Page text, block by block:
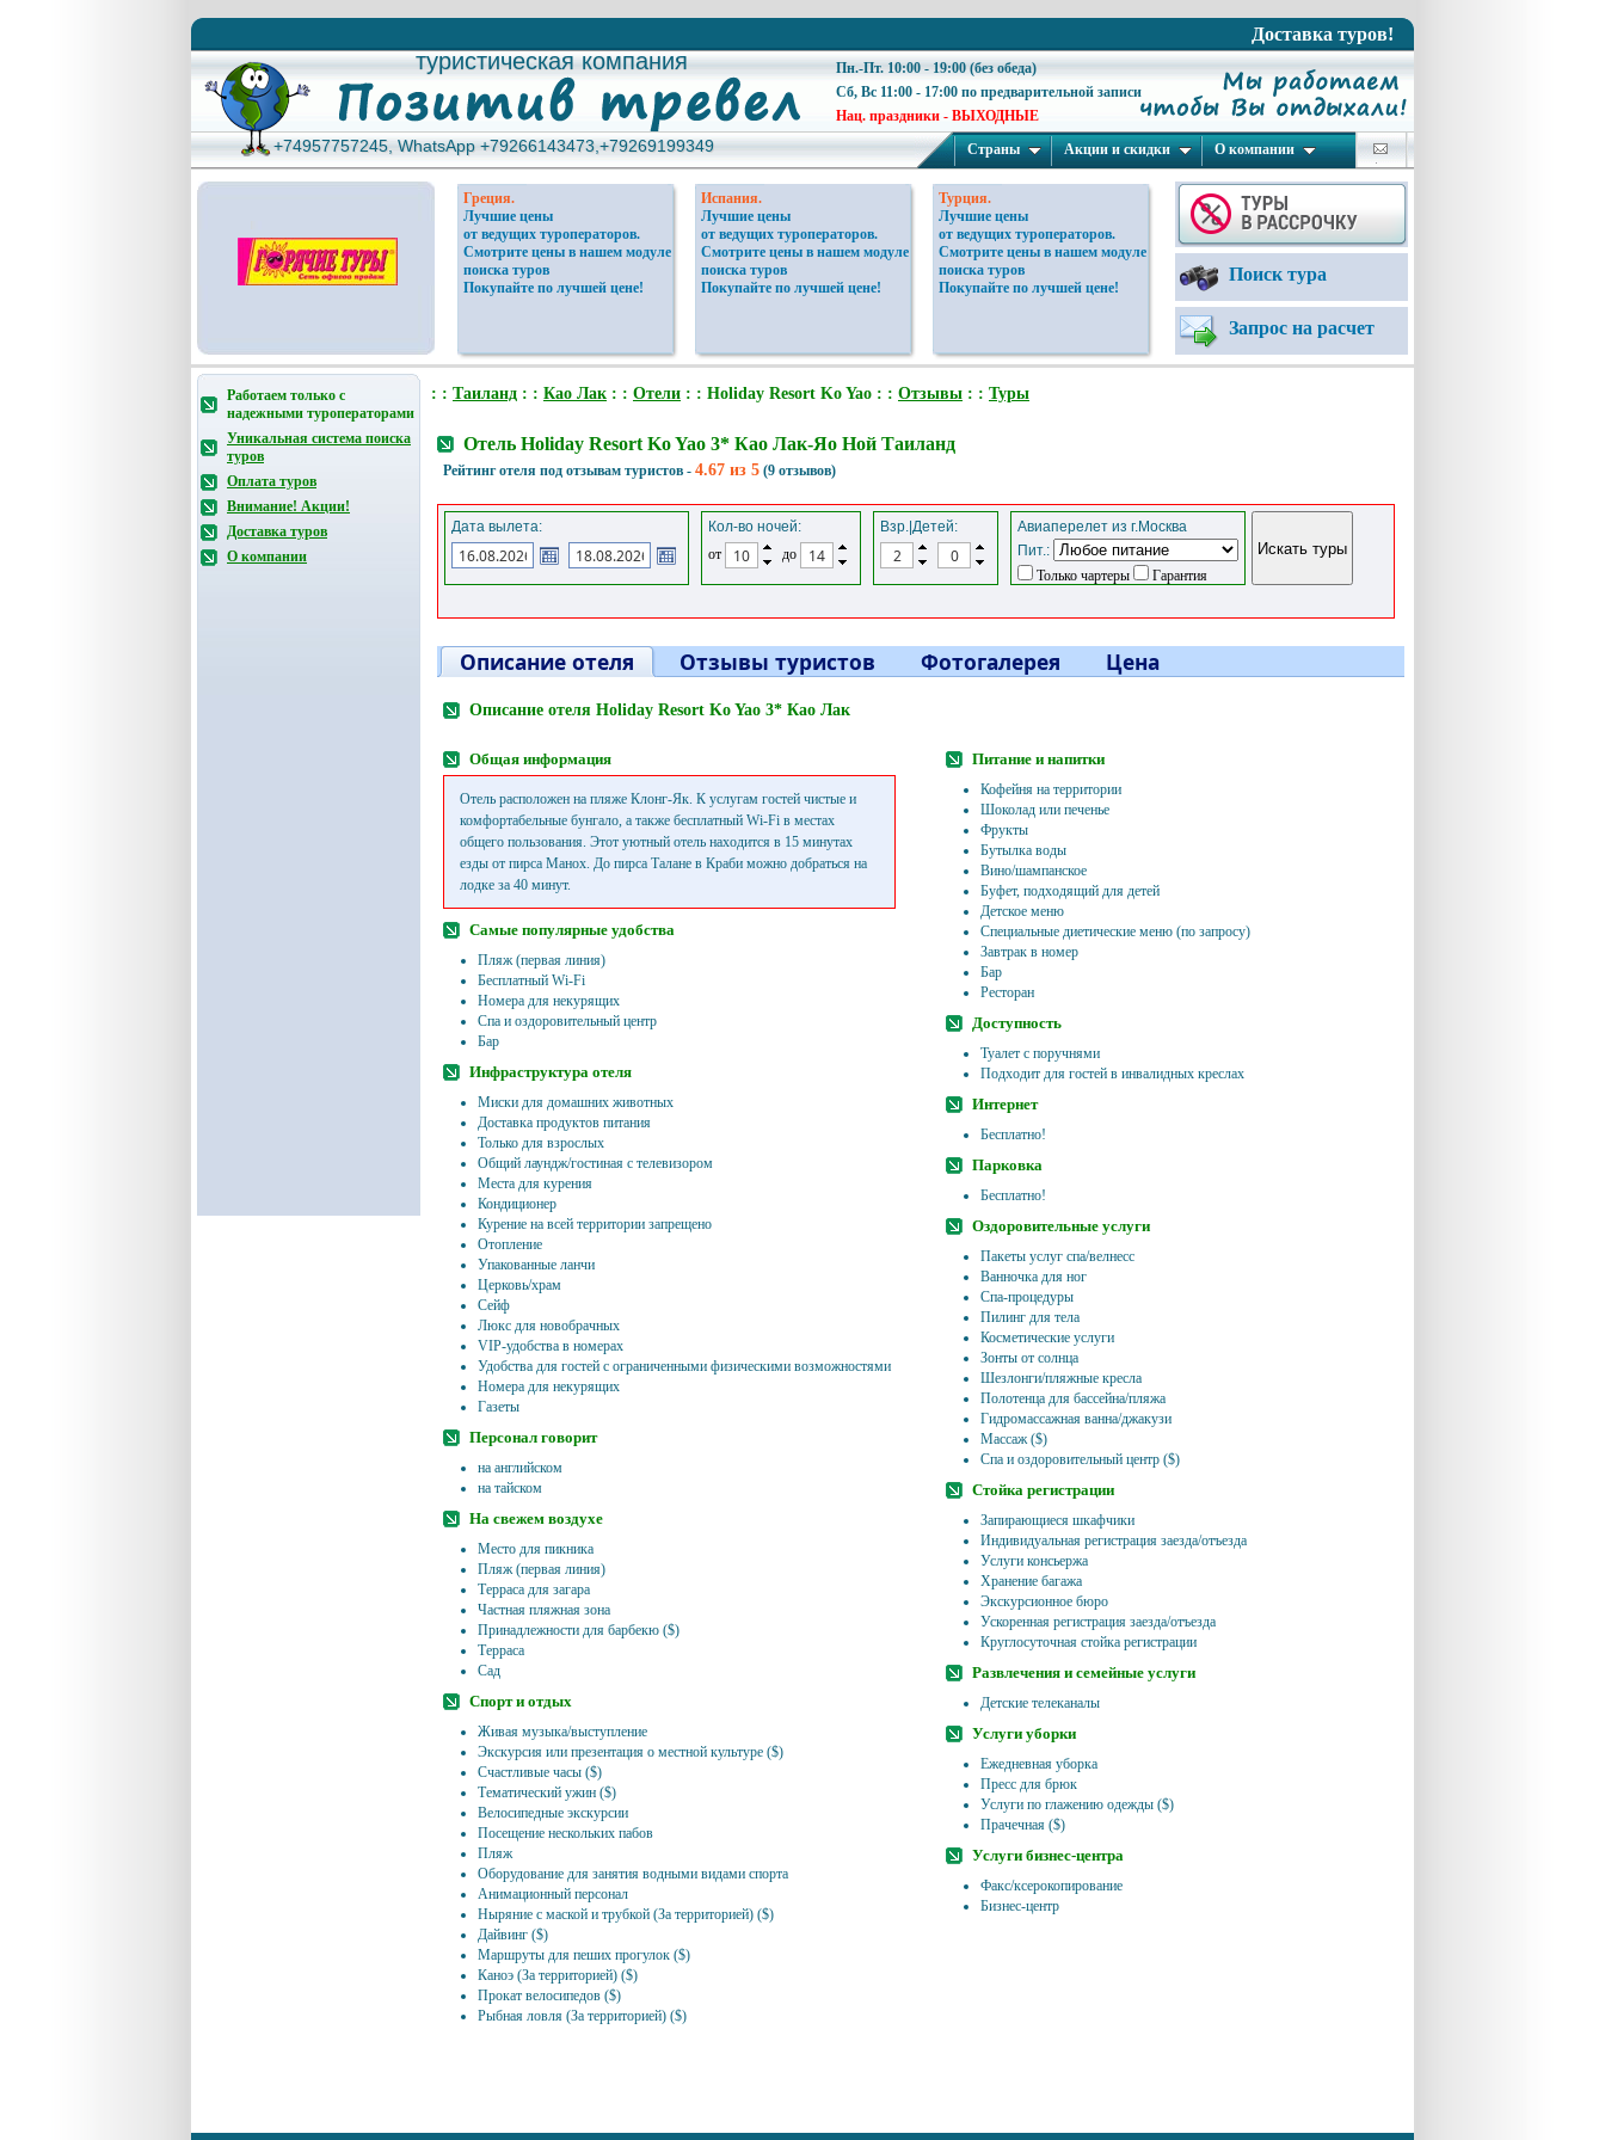
Доставка туров!
туристическая компания
туристическая компания
Пн.-Пт. 10:00 - 19:00 (без обеда)
Сб, Вс 11:00 - 17:00 по предварительной записи
Нац. праздники - ВЫХОДНЫЕ
+74957757245, WhatsApp +79266143473,+79269199349
+74957757245, WhatsApp +79266143473,+79269199349 Страны Акции и скидки О компании
Греция.
Лучшие цены
от ведущих туроператоров.
Смотрите цены в нашем модуле
поиска туров
Покупайте по лучшей цене!
Испания.
Лучшие цены
от ведущих туроператоров.
Смотрите цены в нашем модуле
поиска туров
Покупайте по лучшей цене!
Турция.
Лучшие цены
от ведущих туроператоров.
Смотрите цены в нашем модуле
поиска туров
Покупайте по лучшей цене!
Поиск тура
Запрос на расчет
Работаем только с
надежными туроператорами
Уникальная система поиска
туров
Оплата туров
Внимание! Акции!
Доставка туров
О компании
: : Таиланд : : Као Лак : : Отели : : Holiday Resort Ko Yao : : Отзывы : : Туры
Отель Holiday Resort Ko Yao 3* Као Лак-Яо Ной Таиланд
Рейтинг отеля под отзывам туристов - 4.67 из 5 (9 отзывов)
Дата вылета:
Кол-во ночей:
от
до
Взр.|Детей:
Авиаперелет из г.Москва
Пит.:
Только чартеры
Гарантия
Описание отеля Отзывы туристов Фотогалерея Цена
Описание отеля Holiday Resort Ko Yao 3* Као Лак
Общая информация
Отель расположен на пляже Клонг-Як. К услугам гостей чистые и
комфортабельные бунгало, а также бесплатный Wi-Fi в местах
общего пользования. Этот уютный отель находится в 15 минутах
езды от пирса Манох. До пирса Талане в Краби можно добраться на
лодке за 40 минут.
Самые популярные удобства
Пляж (первая линия)
Бесплатный Wi-Fi
Номера для некурящих
Спа и оздоровительный центр
Бар
Инфраструктура отеля
Миски для домашних животных
Доставка продуктов питания
Только для взрослых
Общий лаундж/гостиная с телевизором
Места для курения
Кондиционер
Курение на всей территории запрещено
Отопление
Упакованные ланчи
Церковь/храм
Сейф
Люкс для новобрачных
VIP-удобства в номерах
Удобства для гостей с ограниченными физическими возможностями
Номера для некурящих
Газеты
Персонал говорит
на английском
на тайском
На свежем воздухе
Место для пикника
Пляж (первая линия)
Терраса для загара
Частная пляжная зона
Принадлежности для барбекю ($)
Терраса
Сад
Спорт и отдых
Живая музыка/выступление
Экскурсия или презентация о местной культуре ($)
Счастливые часы ($)
Тематический ужин ($)
Велосипедные экскурсии
Посещение нескольких пабов
Пляж
Оборудование для занятия водными видами спорта
Анимационный персонал
Ныряние с маской и трубкой (За территорией) ($)
Дайвинг ($)
Маршруты для пеших прогулок ($)
Каноэ (За территорией) ($)
Прокат велосипедов ($)
Рыбная ловля (За территорией) ($)
Питание и напитки
Кофейня на территории
Шоколад или печенье
Фрукты
Бутылка воды
Вино/шампанское
Буфет, подходящий для детей
Детское меню
Специальные диетические меню (по запросу)
Завтрак в номер
Бар
Ресторан
Доступность
Туалет с поручнями
Подходит для гостей в инвалидных креслах
Интернет
Бесплатно!
Парковка
Бесплатно!
Оздоровительные услуги
Пакеты услуг спа/велнесс
Ванночка для ног
Спа-процедуры
Пилинг для тела
Косметические услуги
Зонты от солнца
Шезлонги/пляжные кресла
Полотенца для бассейна/пляжа
Гидромассажная ванна/джакузи
Массаж ($)
Спа и оздоровительный центр ($)
Стойка регистрации
Запирающиеся шкафчики
Индивидуальная регистрация заезда/отъезда
Услуги консьержа
Хранение багажа
Экскурсионное бюро
Ускоренная регистрация заезда/отъезда
Круглосуточная стойка регистрации
Развлечения и семейные услуги
Детские телеканалы
Услуги уборки
Ежедневная уборка
Пресс для брюк
Услуги по глажению одежды ($)
Прачечная ($)
Услуги бизнес-центра
Факс/ксерокопирование
Бизнес-центр